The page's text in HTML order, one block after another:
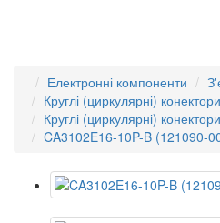
Електронні компоненти
Круглі (циркулярні) конектори
Круглі (циркулярні)
CA3102E16-10P-B (121090-